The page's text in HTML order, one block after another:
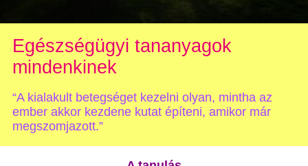
Egészségügyi tananyagok
mindenkinek
“A kialakult betegséget kezelni olyan, mintha az
ember akkor kezdene kutat építeni, amikor már
megszomjazott.”